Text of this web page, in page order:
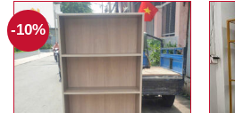
3,150,000₫.
-10%